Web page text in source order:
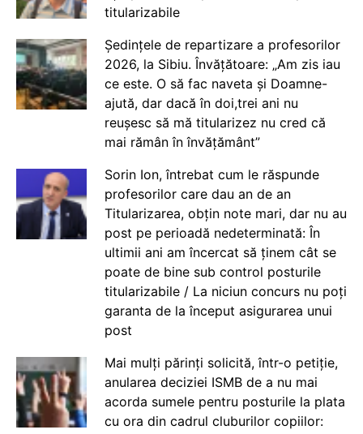
titularizabile
Ședințele de repartizare a profesorilor
2026, la Sibiu. Învățătoare: „Am zis iau
ce este. O să fac naveta și Doamne-
ajută, dar dacă în doi,trei ani nu
reușesc să mă titularizez nu cred că
mai rămân în învățământ”
Sorin Ion, întrebat cum le răspunde
profesorilor care dau an de an
Titularizarea, obțin note mari, dar nu au
post pe perioadă nedeterminată: În
ultimii ani am încercat să ținem cât se
poate de bine sub control posturile
titularizabile / La niciun concurs nu poți
garanta de la început asigurarea unui
post
Mai mulți părinți solicită, într-o petiție,
anularea deciziei ISMB de a nu mai
acorda sumele pentru posturile la plata
cu ora din cadrul cluburilor copiilor: